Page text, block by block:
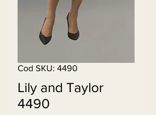
Cod SKU: 4490
Lily and Taylor
4490